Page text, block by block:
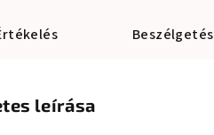
Beszélgetés
leírása